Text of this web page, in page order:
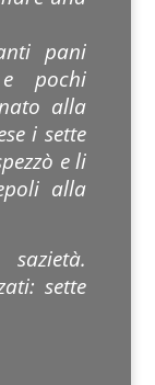
pani
e pochi
alla
i sette
e li
alla
sette